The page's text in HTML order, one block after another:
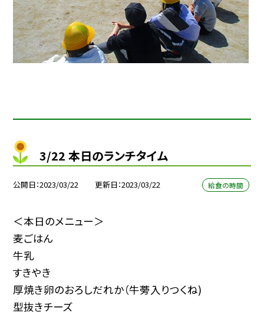
3/22 本日のランチタイム
公開日 2023/03/22 更新日 2023/03/22 給食の時間
＜本日のメニュー＞
麦ごはん
牛乳
すきやき
厚焼き卵のおろしだれか（牛蒡入りつくね)
型抜きチーズ